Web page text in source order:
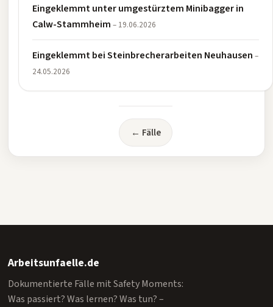
Eingeklemmt unter umgestürztem Minibagger in
Calw-Stammheim– 19.06.2026
Eingeklemmt bei Steinbrecherarbeiten Neuhausen–
24.05.2026
← Fälle
Arbeitsunfaelle.de
Dokumentierte Fälle mit Safety Moments:
Was passiert? Was lernen? Was tun? –